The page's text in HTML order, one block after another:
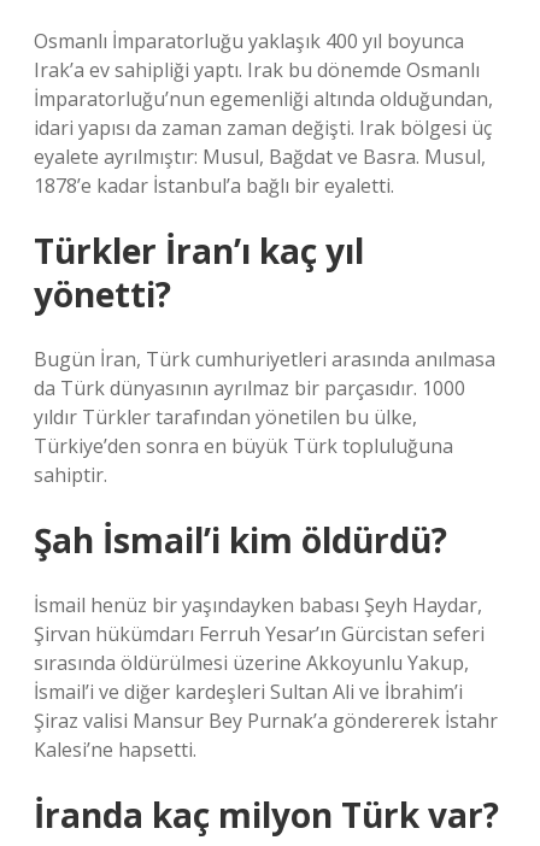
Osmanlı İmparatorluğu yaklaşık 400 yıl boyunca
Irak’a ev sahipliği yaptı. Irak bu dönemde Osmanlı
İmparatorluğu’nun egemenliği altında olduğundan,
idari yapısı da zaman zaman değişti. Irak bölgesi üç
eyalete ayrılmıştır: Musul, Bağdat ve Basra. Musul,
1878’e kadar İstanbul’a bağlı bir eyaletti.
Türkler İran’ı kaç yıl
yönetti?
Bugün İran, Türk cumhuriyetleri arasında anılmasa
da Türk dünyasının ayrılmaz bir parçasıdır. 1000
yıldır Türkler tarafından yönetilen bu ülke,
Türkiye’den sonra en büyük Türk topluluğuna
sahiptir.
Şah İsmail’i kim öldürdü?
İsmail henüz bir yaşındayken babası Şeyh Haydar,
Şirvan hükümdarı Ferruh Yesar’ın Gürcistan seferi
sırasında öldürülmesi üzerine Akkoyunlu Yakup,
İsmail’i ve diğer kardeşleri Sultan Ali ve İbrahim’i
Şiraz valisi Mansur Bey Purnak’a göndererek İstahr
Kalesi’ne hapsetti.
İranda kaç milyon Türk var?